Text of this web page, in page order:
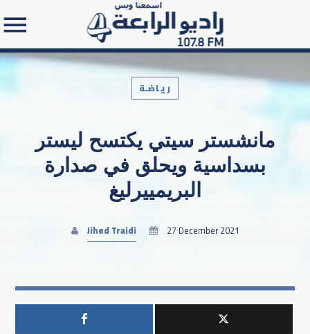
Search in the website:
رياضـة
مانشستر سيتي يكتسح ليستر
بسداسية ويحلق في صدارة
البريمييرليغ
Jihed Traidi 27 December 2021